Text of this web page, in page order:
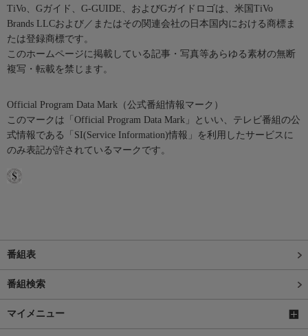
TiVo、Gガイド、G-GUIDE、およびGガイドロゴは、米国TiVo
Brands LLCおよび／またはその関連会社の日本国内における商標ま
たは登録商標です。
このホームページに掲載している記事・写真等あらゆる素材の無断
複写・転載を禁じます。
Official Program Data Mark（公式番組情報マーク）
このマークは「Official Program Data Mark」といい、テレビ番組の公
式情報である「SI(Service Information)情報」を利用したサービスに
のみ表記が許されているマークです。
番組表
番組検索
マイメニュー